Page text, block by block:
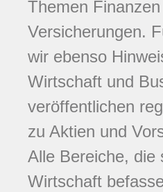
Themen
Versicherungen.
wir ebenso
Wirtschaft und
veröffentlichen
zu Aktien und
Alle Bereiche, die
Wirtschaft